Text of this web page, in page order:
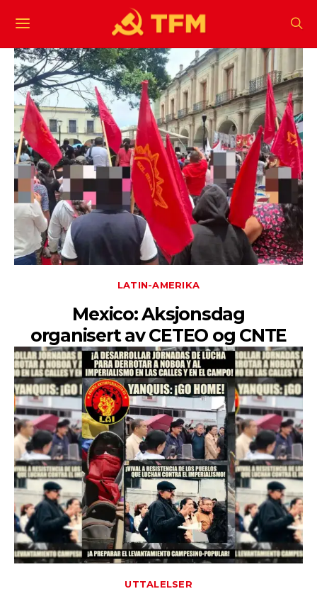
LATIN-AMERIKA
Mexico: Aksjonsdag
organisert av CETEO og CNTE
UTTALELSER